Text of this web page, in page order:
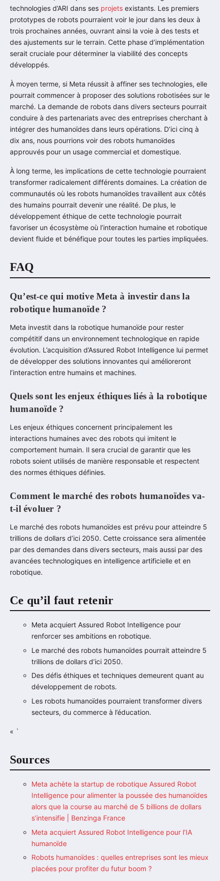
technologies d’ARI dans ses projets existants. Les premiers
prototypes de robots pourraient voir le jour dans les deux à
trois prochaines années, ouvrant ainsi la voie à des tests et
des ajustements sur le terrain. Cette phase d’implémentation
serait cruciale pour déterminer la viabilité des concepts
développés.
À moyen terme, si Meta réussit à affiner ses technologies, elle
pourrait commencer à proposer des solutions robotisées sur le
marché. La demande de robots dans divers secteurs pourrait
conduire à des partenariats avec des entreprises cherchant à
intégrer des humanoïdes dans leurs opérations. D’ici cinq à
dix ans, nous pourrions voir des robots humanoïdes
approuvés pour un usage commercial et domestique.
À long terme, les implications de cette technologie pourraient
transformer radicalement différents domaines. La création de
communautés où les robots humanoïdes travaillent aux côtés
des humains pourrait devenir une réalité. De plus, le
développement éthique de cette technologie pourrait
favoriser un écosystème où l’interaction humaine et robotique
devient fluide et bénéfique pour toutes les parties impliquées.
FAQ
Qu’est-ce qui motive Meta à investir dans la
robotique humanoïde ?
Meta investit dans la robotique humanoïde pour rester
compétitif dans un environnement technologique en rapide
évolution. L’acquisition d’Assured Robot Intelligence lui permet
de développer des solutions innovantes qui amélioreront
l’interaction entre humains et machines.
Quels sont les enjeux éthiques liés à la robotique
humanoïde ?
Les enjeux éthiques concernent principalement les
interactions humaines avec des robots qui imitent le
comportement humain. Il sera crucial de garantir que les
robots soient utilisés de manière responsable et respectent
des normes éthiques définies.
Comment le marché des robots humanoïdes va-
t-il évoluer ?
Le marché des robots humanoïdes est prévu pour atteindre 5
trillions de dollars d’ici 2050. Cette croissance sera alimentée
par des demandes dans divers secteurs, mais aussi par des
avancées technologiques en intelligence artificielle et en
robotique.
Ce qu’il faut retenir
Meta acquiert Assured Robot Intelligence pour
renforcer ses ambitions en robotique.
Le marché des robots humanoïdes pourrait atteindre 5
trillions de dollars d’ici 2050.
Des défis éthiques et techniques demeurent quant au
développement de robots.
Les robots humanoïdes pourraient transformer divers
secteurs, du commerce à l’éducation.
« `
Sources
Meta achète la startup de robotique Assured Robot
Intelligence pour alimenter la poussée des humanoïdes
alors que la course au marché de 5 billions de dollars
s’intensifie | Benzinga France
Meta acquiert Assured Robot Intelligence pour l’IA
humanoïde
Robots humanoïdes : quelles entreprises sont les mieux
placées pour profiter du futur boom ?